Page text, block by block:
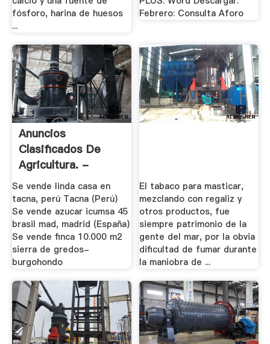
fósforo, harina de huesos
...
Febrero: Consulta Aforo
Anuncios
Clasificados De
Agricultura. -
Infoagro
Se vende linda casa en
tacna, perú Tacna (Perú)
Se vende azucar icumsa 45
brasil mad, madrid (España)
Se vende finca 10.000 m2
sierra de gredos-
burgohondo
El tabaco para masticar,
mezclando con regaliz y
otros productos, fue
siempre patrimonio de la
gente del mar, por la obvia
dificultad de fumar durante
la maniobra de ...